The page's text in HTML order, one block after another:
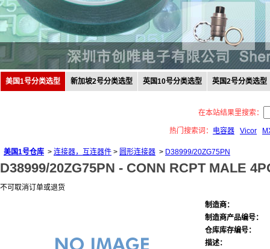
美国1号分类选型 新加坡2号分类选型 英国10号分类选型 英国2号分类选型
在本站结果里搜索：
热门搜索词： 电容器 Vicor
美国1号仓库 > 连接器，互连器件 > 圆形连接器 > D38999/20ZG75PN
D38999/20ZG75PN - CONN RCPT MALE
不可取消订单或退货
制造商：
制造商产品编号：
仓库库存编号：
描述：